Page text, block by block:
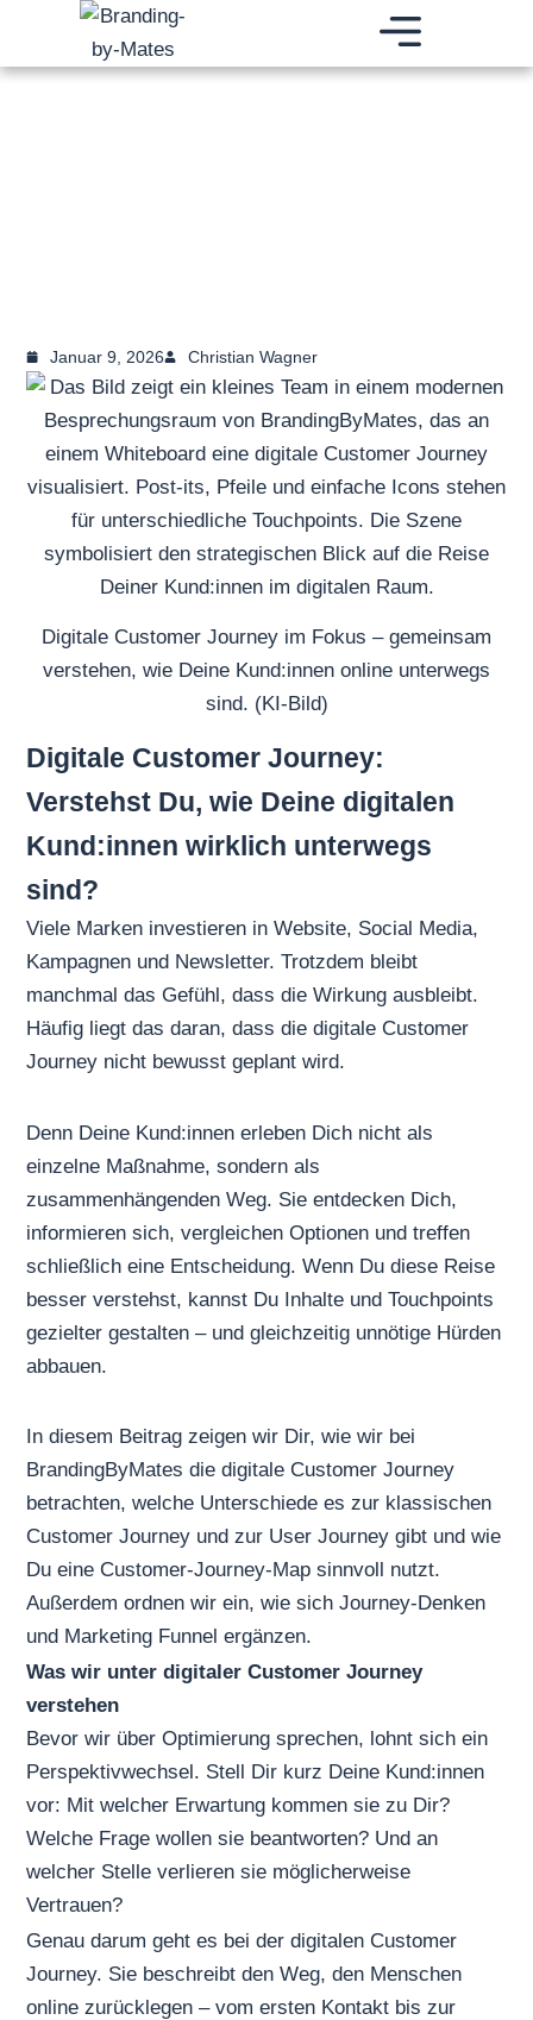
springen
Januar 9, 2026 Christian Wagner
Digitale Customer Journey im Fokus – gemeinsam
verstehen, wie Deine Kund:innen online unterwegs
sind. (KI-Bild)
Digitale Customer Journey:
Verstehst Du, wie Deine digitalen
Kund:innen wirklich unterwegs
sind?
Viele Marken investieren in Website, Social Media,
Kampagnen und Newsletter. Trotzdem bleibt
manchmal das Gefühl, dass die Wirkung ausbleibt.
Häufig liegt das daran, dass die digitale Customer
Journey nicht bewusst geplant wird.
Denn Deine Kund:innen erleben Dich nicht als
einzelne Maßnahme, sondern als
zusammenhängenden Weg. Sie entdecken Dich,
informieren sich, vergleichen Optionen und treffen
schließlich eine Entscheidung. Wenn Du diese Reise
besser verstehst, kannst Du Inhalte und Touchpoints
gezielter gestalten – und gleichzeitig unnötige Hürden
abbauen.
In diesem Beitrag zeigen wir Dir, wie wir bei
BrandingByMates die digitale Customer Journey
betrachten, welche Unterschiede es zur klassischen
Customer Journey und zur User Journey gibt und wie
Du eine Customer-Journey-Map sinnvoll nutzt.
Außerdem ordnen wir ein, wie sich Journey-Denken
und Marketing Funnel ergänzen.
Was wir unter digitaler Customer Journey
verstehen
Bevor wir über Optimierung sprechen, lohnt sich ein
Perspektivwechsel. Stell Dir kurz Deine Kund:innen
vor: Mit welcher Erwartung kommen sie zu Dir?
Welche Frage wollen sie beantworten? Und an
welcher Stelle verlieren sie möglicherweise
Vertrauen?
Genau darum geht es bei der digitalen Customer
Journey. Sie beschreibt den Weg, den Menschen
online zurücklegen – vom ersten Kontakt bis zur